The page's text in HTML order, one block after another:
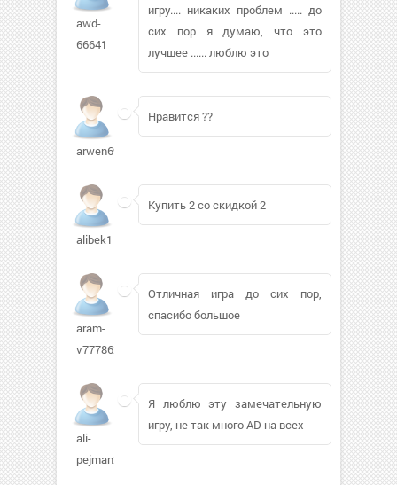
awd-
66641
игру.... никаких проблем ..... до
сих пор я думаю, что это
лучшее ...... люблю это
arwen69701
Нравится ??
alibek1
Купить 2 со скидкой 2
aram-
v777862
Отличная игра до сих пор,
спасибо большое
ali-
pejman295
Я люблю эту замечательную
игру, не так много AD на всех